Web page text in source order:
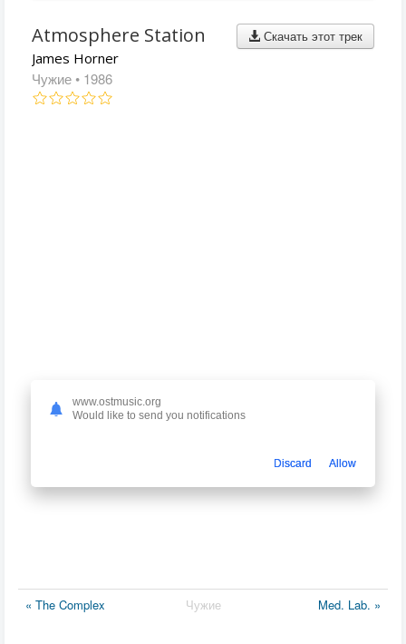
Скачать этот трек
Atmosphere Station
James Horner
Чужие • 1986
« The Complex Чужие Med. Lab. »
www.ostmusic.org
Would like to send you notifications
Discard Allow